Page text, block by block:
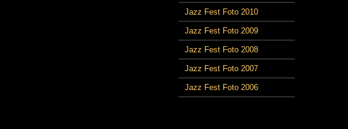
Jazz Fest Foto 2010
Jazz Fest Foto 2009
Jazz Fest Foto 2008
Jazz Fest Foto 2007
Jazz Fest Foto 2006